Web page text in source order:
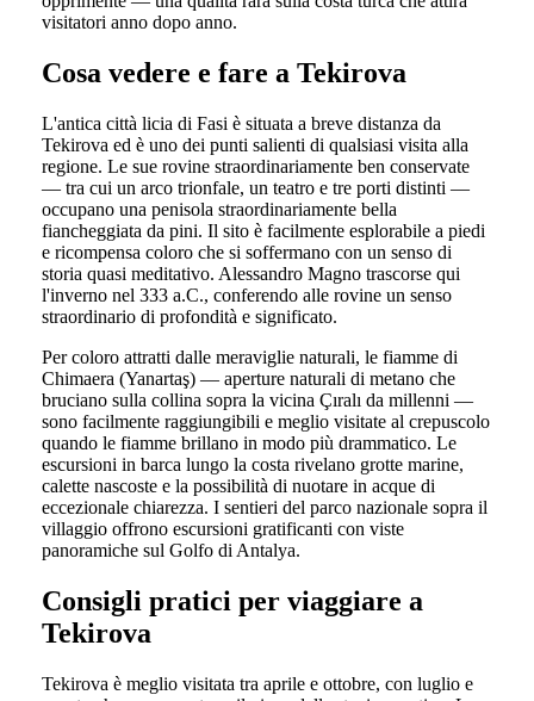
visitatori anno dopo anno.
Cosa vedere e fare a Tekirova
L'antica città licia di Fasi è situata a breve distanza da
Tekirova ed è uno dei punti salienti di qualsiasi visita alla
regione. Le sue rovine straordinariamente ben conservate
— tra cui un arco trionfale, un teatro e tre porti distinti —
occupano una penisola straordinariamente bella
fiancheggiata da pini. Il sito è facilmente esplorabile a piedi
e ricompensa coloro che si soffermano con un senso di
storia quasi meditativo. Alessandro Magno trascorse qui
l'inverno nel 333 a.C., conferendo alle rovine un senso
straordinario di profondità e significato.
Per coloro attratti dalle meraviglie naturali, le fiamme di
Chimaera (Yanartaş) — aperture naturali di metano che
bruciano sulla collina sopra la vicina Çıralı da millenni —
sono facilmente raggiungibili e meglio visitate al crepuscolo
quando le fiamme brillano in modo più drammatico. Le
escursioni in barca lungo la costa rivelano grotte marine,
calette nascoste e la possibilità di nuotare in acque di
eccezionale chiarezza. I sentieri del parco nazionale sopra il
villaggio offrono escursioni gratificanti con viste
panoramiche sul Golfo di Antalya.
Consigli pratici per viaggiare a
Tekirova
Tekirova è meglio visitata tra aprile e ottobre, con luglio e